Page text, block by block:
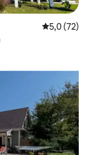
Calificación
5,0 (72)